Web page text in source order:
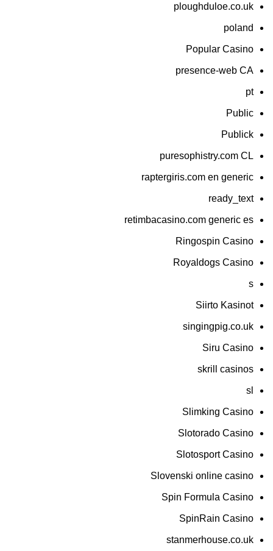
ploughduloe.co.uk
poland
Popular Casino
presence-web CA
pt
Public
Publick
puresophistry.com CL
raptergiris.com en generic
ready_text
retimbacasino.com generic es
Ringospin Casino
Royaldogs Casino
s
Siirto Kasinot
singingpig.co.uk
Siru Casino
skrill casinos
sl
Slimking Casino
Slotorado Casino
Slotosport Casino
Slovenski online casino
Spin Formula Casino
SpinRain Casino
stanmerhouse.co.uk